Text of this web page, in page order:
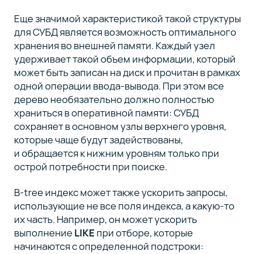
Еще значимой характеристикой такой структуры
для СУБД является возможность оптимального
хранения во внешней памяти. Каждый узел
удерживает такой объем информации, который
может быть записан на диск и прочитан в рамках
одной операции ввода-вывода. При этом все
дерево необязательно должно полностью
храниться в оперативной памяти: СУБД
сохраняет в основном узлы верхнего уровня,
которые чаще будут задействованы,
и обращается к нижним уровням только при
острой потребности при поиске.
B-tree индекс может также ускорить запросы,
использующие не все поля индекса, а какую-то
их часть. Например, он может ускорить
выполнение LIKE при отборе, которые
начинаются с определенной подстроки: